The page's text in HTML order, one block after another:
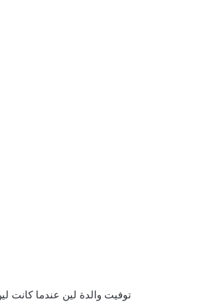
توفيت والدة لين عندما كانت